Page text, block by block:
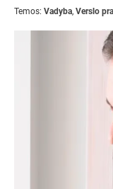
Temos: Vadyba, Verslo